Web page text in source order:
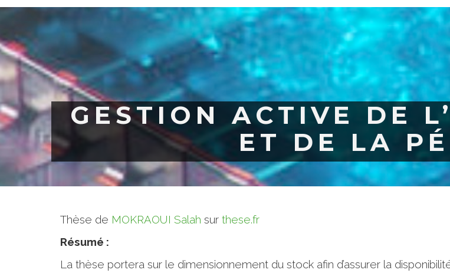
GESTION ACTIVE DE
ET DE LA
Thèse de MOKRAOUI Salah sur these.fr
Résumé :
La thèse portera sur le dimensionnement du stock afin d’assurer la